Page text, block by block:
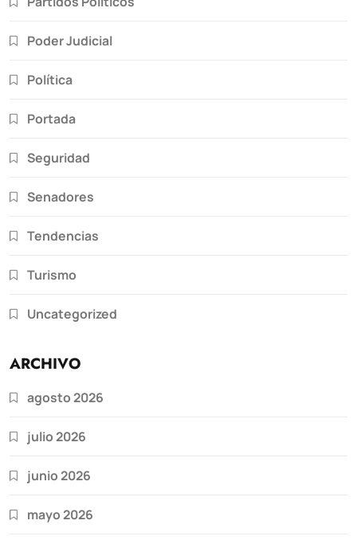
Poder Judicial
Política
Portada
Seguridad
Senadores
Tendencias
Turismo
Uncategorized
ARCHIVO
agosto 2026
julio 2026
junio 2026
mayo 2026